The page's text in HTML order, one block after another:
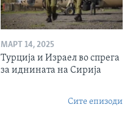
МАРТ 14, 2025
Турција и Израел во спрега
за иднината на Сирија
Сите епизоди